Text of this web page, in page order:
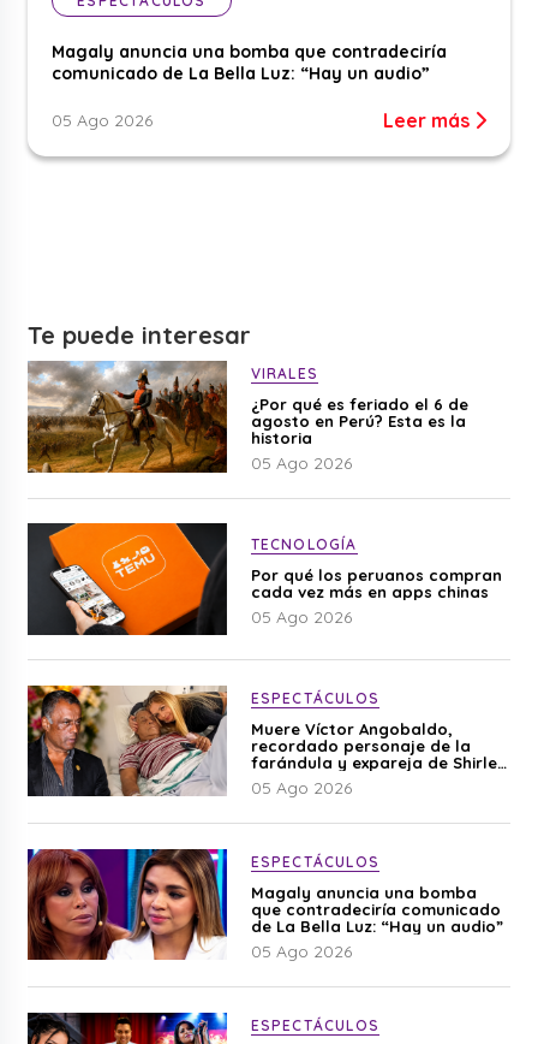
Magaly anuncia una bomba que contradeciría
comunicado de La Bella Luz: “Hay un audio”
05 Ago 2026 Leer más
Te puede interesar
VIRALES
¿Por qué es feriado el 6 de
agosto en Perú? Esta es la
historia
05 Ago 2026
TECNOLOGÍA
Por qué los peruanos compran
cada vez más en apps chinas
05 Ago 2026
ESPECTÁCULOS
Muere Víctor Angobaldo,
recordado personaje de la
farándula y expareja de Shirley
Cherres
05 Ago 2026
ESPECTÁCULOS
Magaly anuncia una bomba
que contradeciría comunicado
de La Bella Luz: “Hay un audio”
05 Ago 2026
ESPECTÁCULOS